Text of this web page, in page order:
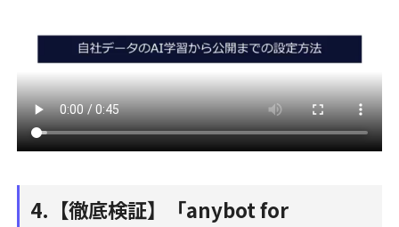
4.【徹底検証】「anybot for